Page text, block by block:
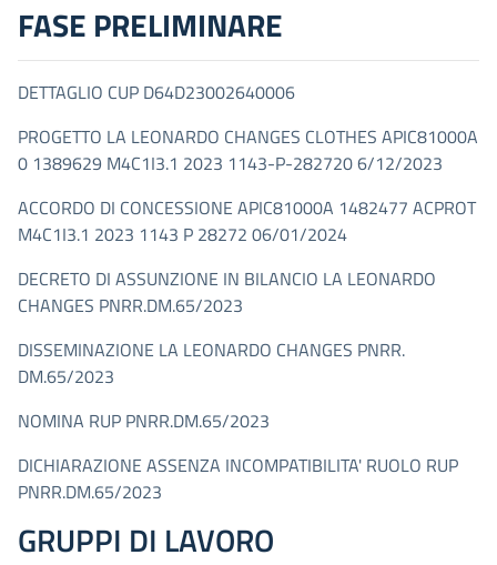
FASE PRELIMINARE
DETTAGLIO CUP D64D23002640006
PROGETTO LA LEONARDO CHANGES CLOTHES APIC81000A
0 1389629 M4C1I3.1 2023 1143-P-282720 6/12/2023
ACCORDO DI CONCESSIONE APIC81000A 1482477 ACPROT
M4C1I3.1 2023 1143 P 28272 06/01/2024
DECRETO DI ASSUNZIONE IN BILANCIO LA LEONARDO
CHANGES PNRR.DM.65/2023
DISSEMINAZIONE LA LEONARDO CHANGES PNRR.
DM.65/2023
NOMINA RUP PNRR.DM.65/2023
DICHIARAZIONE ASSENZA INCOMPATIBILITA' RUOLO RUP
PNRR.DM.65/2023
GRUPPI DI LAVORO